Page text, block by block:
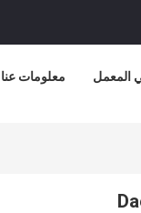
معلومات عنا المعمل